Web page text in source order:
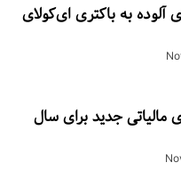
آلوده به باکتری ای‌کولای
مالیاتی جدید برای سال